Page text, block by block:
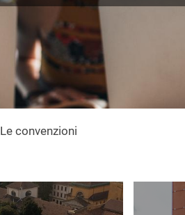
Le convenzioni
Immagine